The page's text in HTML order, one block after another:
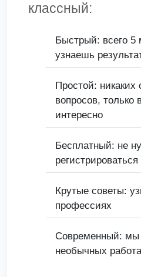
классный:
Быстрый: всего 5
узнаешь
Простой: никаких
вопросов, только
интересно
Бесплатный: не
регистрироваться
Крутые советы:
профессиях
Современный: мы
необычных